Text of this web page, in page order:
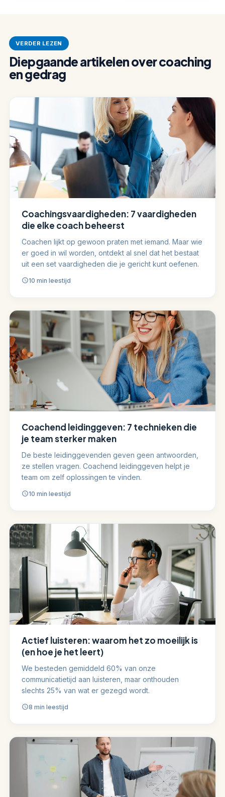
VERDER LEZEN
Diepgaande artikelen over coaching
en gedrag
Coachingsvaardigheden: 7 vaardigheden
die elke coach beheerst
Coachen lijkt op gewoon praten met iemand. Maar wie
er goed in wil worden, ontdekt al snel dat het bestaat
uit een set vaardigheden die je gericht kunt oefenen.
10 min leestijd
Coachend leidinggeven: 7 technieken die
je team sterker maken
De beste leidinggevenden geven geen antwoorden,
ze stellen vragen. Coachend leidinggeven helpt je
team om zelf oplossingen te vinden.
10 min leestijd
Actief luisteren: waarom het zo moeilijk is
(en hoe je het leert)
We besteden gemiddeld 60% van onze
communicatietijd aan luisteren, maar onthouden
slechts 25% van wat er gezegd wordt.
8 min leestijd